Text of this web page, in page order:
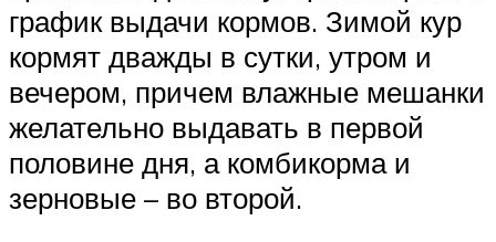
график выдачи кормов. Зимой кур
кормят дважды в сутки, утром и
вечером, причем влажные мешанки
желательно выдавать в первой
половине дня, а комбикорма и
зерновые – во второй.